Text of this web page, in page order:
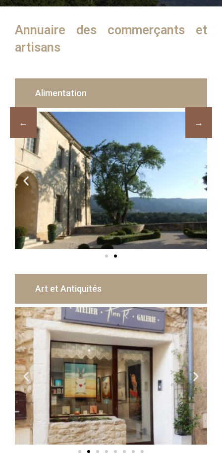
Annuaire des commerçants et
artisans
Alimentation
Art et Antiquités